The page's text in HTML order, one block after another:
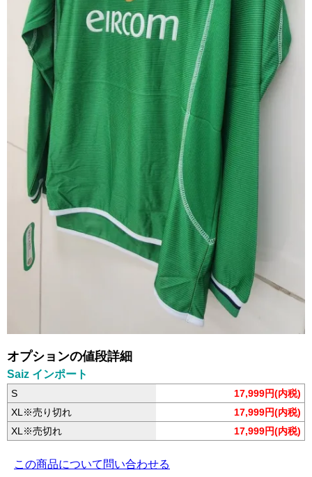
オプションの値段詳細
Saiz インポート
S
17,999円(内税)
XL※売り切れ
17,999円(内税)
XL※売切れ
17,999円(内税)
この商品について問い合わせる